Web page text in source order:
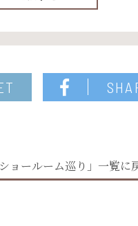
ョールーム巡り」一覧に